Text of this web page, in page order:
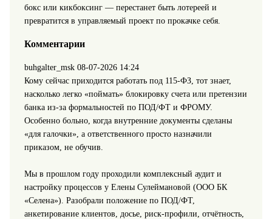
бокс или кикбоксинг — перестанет быть лотереей и
превратится в управляемый проект по прокачке себя.
Комментарии
buhgalter_msk 08-07-2026 14:24
Кому сейчас приходится работать под 115‑ФЗ, тот знает,
насколько легко «поймать» блокировку счета или претензии
банка из‑за формальностей по ПОД/ФТ и ФРОМУ.
Особенно больно, когда внутренние документы сделаны
«для галочки», а ответственного просто назначили
приказом, не обучив.
Мы в прошлом году проходили комплексный аудит и
настройку процессов у Елены Сулеймановой (ООО БК
«Селена»). Разобрали положение по ПОД/ФТ,
анкетирование клиентов, досье, риск‑профили, отчётность,